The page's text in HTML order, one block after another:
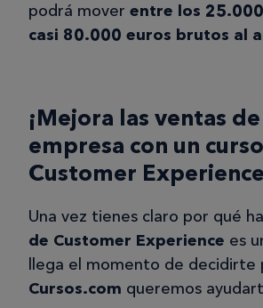
podrá mover entre los
casi 80.000 euros brutos al
¡Mejora las ventas
empresa con un
Customer
Una vez tienes claro por qué
de Customer Experience es
llega el momento de decidirte
Cursos.com queremos